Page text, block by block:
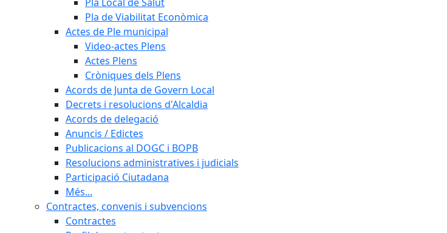
Pla de Viabilitat Econòmica
Actes de Ple municipal
Video-actes Plens
Actes Plens
Cròniques dels Plens
Acords de Junta de Govern Local
Decrets i resolucions d'Alcaldia
Acords de delegació
Anuncis / Edictes
Publicacions al DOGC i BOPB
Resolucions administratives i judicials
Participació Ciutadana
Més...
Contractes, convenis i subvencions
Contractes